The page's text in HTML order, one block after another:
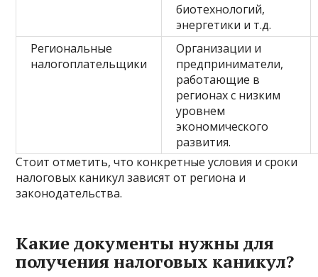
биотехнологий,
энергетики и т.д.
Региональные
налогоплательщики
Организации и
предприниматели,
работающие в
регионах с низким
уровнем
экономического
развития.
Стоит отметить, что конкретные условия и сроки
налоговых каникул зависят от региона и
законодательства.
Какие документы нужны для
получения налоговых каникул?